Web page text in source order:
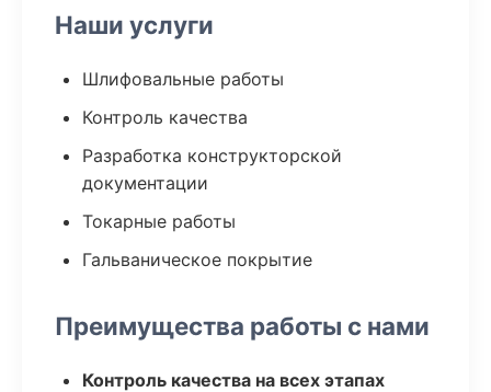
Наши услуги
Шлифовальные работы
Контроль качества
Разработка конструкторской
документации
Токарные работы
Гальваническое покрытие
Преимущества работы с нами
Контроль качества на всех этапах